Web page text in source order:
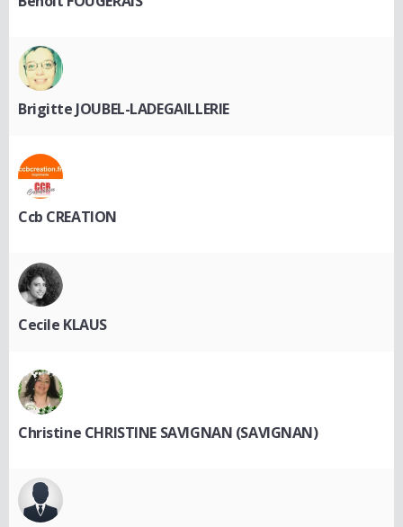
Brigitte JOUBEL-LADEGAILLERIE
Ccb CREATION
Cecile KLAUS
Christine CHRISTINE SAVIGNAN (SAVIGNAN)